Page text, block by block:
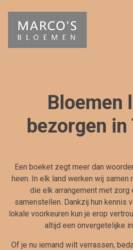
Bloemen
bezorgen
Een boeket zegt meer dan
heen. In elk land werken wij
die elk arrangement met zorg
samenstellen. Dankzij hun kennis
lokale voorkeuren kun je erop
altijd een onvergetelijke
Of je nu iemand wilt verrassen,